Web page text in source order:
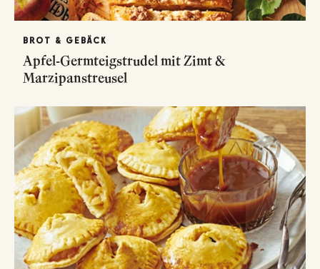
BROT & GEBÄCK
Apfel-Germteigstrudel mit Zimt &
Marzipanstreusel